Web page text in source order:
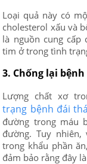
Loại quả này có
cholesterol xấu và
là nguồn cung
tim ở trong tình
3. Chống lại
Lượng chất xơ
trạng bệnh đái
đường trong máu
đường. Tuy
trong khẩu phần
đảm bảo rằng đây